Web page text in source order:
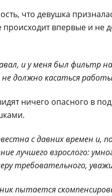
что девушка
впервые и не
и у меня был фильтр
не должно касаться
ничего опасного в
с давних времен и,
лучшего взрослого:
требовательного,
пытается